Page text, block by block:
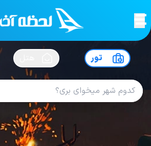
لحظه آخرسفرت
تور
تور ترکیه از یزد